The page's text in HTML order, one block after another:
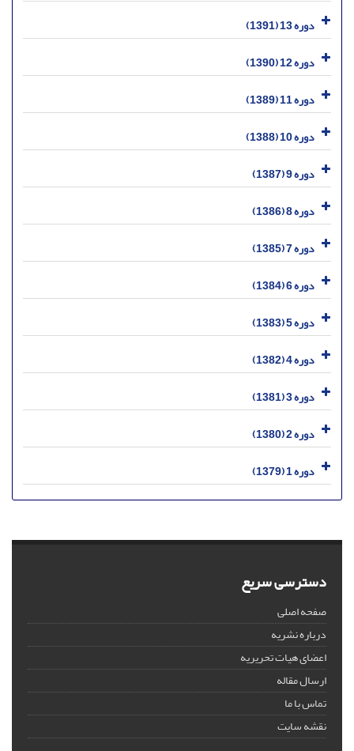
دوره 13 (1391)
دوره 12 (1390)
دوره 11 (1389)
دوره 10 (1388)
دوره 9 (1387)
دوره 8 (1386)
دوره 7 (1385)
دوره 6 (1384)
دوره 5 (1383)
دوره 4 (1382)
دوره 3 (1381)
دوره 2 (1380)
دوره 1 (1379)
دسترسی سریع
صفحه اصلی
درباره نشریه
اعضای هیات تحریریه
ارسال مقاله
تماس با ما
نقشه سایت